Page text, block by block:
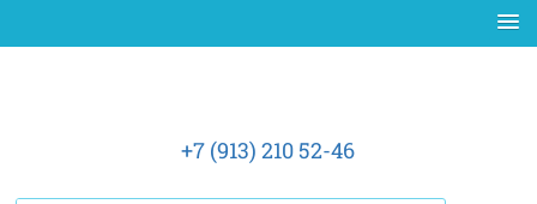
+7 (913) 210 52-46